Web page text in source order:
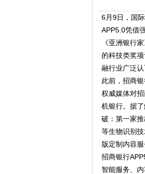
6月9日，国
APP5.0凭借
《亚洲银行
的科技类奖
融行业广泛认
此前，招商
权威媒体对
机银行。据
破：第一家
等生物识别
版定制内容
招商银行
智能服务、